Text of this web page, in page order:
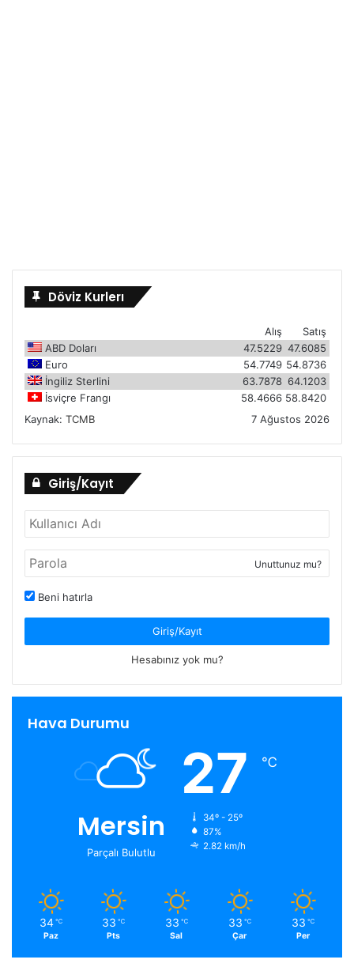
Döviz Kurlerı
Satış
Alış
ABD Doları
47.6085
47.5229
Euro
54.8736
54.7749
İngiliz Sterlini
64.1203
63.7878
İsviçre Frangı
58.8420
58.4666
Kaynak: TCMB 7 Ağustos 2026
Giriş/Kayıt
Unuttunuz mu?
Beni hatırla
Giriş/Kayıt
Hesabınız yok mu?
Hava Durumu
Mersin
Parçalı Bulutlu
27 ℃
34º - 25º
87%
2.82 km/h
34 ℃
Paz
33 ℃
Pts
33 ℃
Sal
33 ℃
Çar
33 ℃
Per